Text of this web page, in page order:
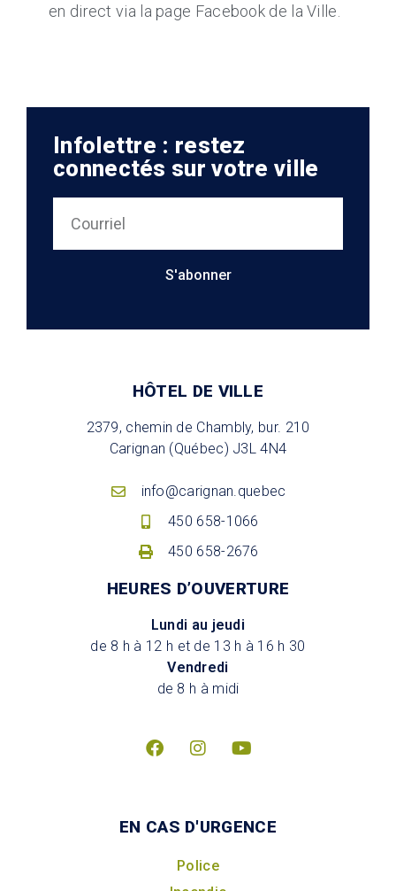
en direct via la page Facebook de la Ville.
Infolettre : restez
connectés sur votre ville
S'abonner
HÔTEL DE VILLE
2379, chemin de Chambly, bur. 210
Carignan (Québec) J3L 4N4
info@carignan.quebec
450 658-1066
450 658-2676
HEURES D’OUVERTURE
Lundi au jeudi
de 8 h à 12 h et de 13 h à 16 h 30
Vendredi
de 8 h à midi
EN CAS D'URGENCE
Police